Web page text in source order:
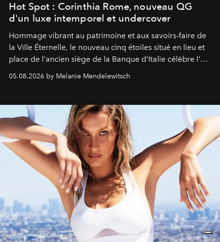
Hot Spot : Corinthia Rome, nouveau QG
d'un luxe intemporel et undercover
Hommage vibrant au patrimoine et aux savoirs-faire de
la Ville Éternelle, le nouveau cinq étoiles situé en lieu et
place de l'ancien siège de la Banque d'Italie célèbre l'art
de vivre Romain dans toute son élégance intemporelle.
05.08.2026 by Melanie Mendelewitsch